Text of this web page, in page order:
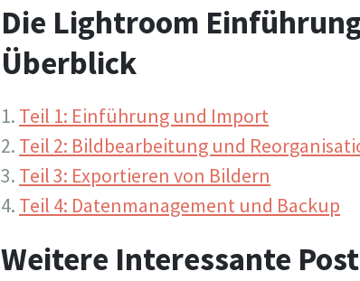
Die Lightroom
Überblick
Teil 1: Einführung und Import
Teil 2: Bildbearbeitung und
Teil 3: Exportieren von Bildern
Teil 4: Datenmanagement und Backup
Weitere Interessante